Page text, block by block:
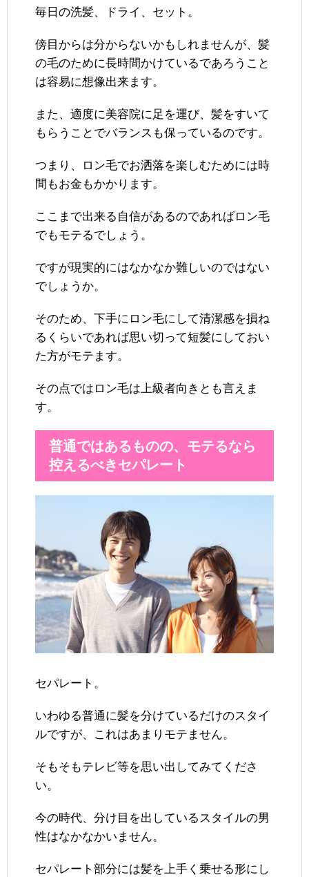
毎日の洗髪、ドライ、セット。
傍目からは分からないかもしれませんが、髪
の毛のために長時間かけているであろうこと
は容易に想像出来ます。
また、適度に美容院に足を運び、髪をすいて
もらうことでバランスも保っているのです。
つまり、ロン毛でお洒落を楽しむためには時
間もお金もかかります。
ここまで出来る自信があるのであればロン毛
でもモテるでしょう。
ですが現実的にはなかなか難しいのではない
でしょうか。
そのため、下手にロン毛にして清潔感を損ね
るくらいであれば思い切って短髪にしておい
た方がモテます。
その点ではロン毛は上級者向きとも言えま
す。
普通ではあるものの、モテるなら
控えるべきセパレート
セパレート。
いわゆる普通に髪を分けているだけのスタイ
ルですが、これはあまりモテません。
そもそもテレビ等を思い出してみてくださ
い。
今の時代、分け目を出しているスタイルの男
性はなかなかいません。
セパレート部分には髪を上手く乗せる形にし